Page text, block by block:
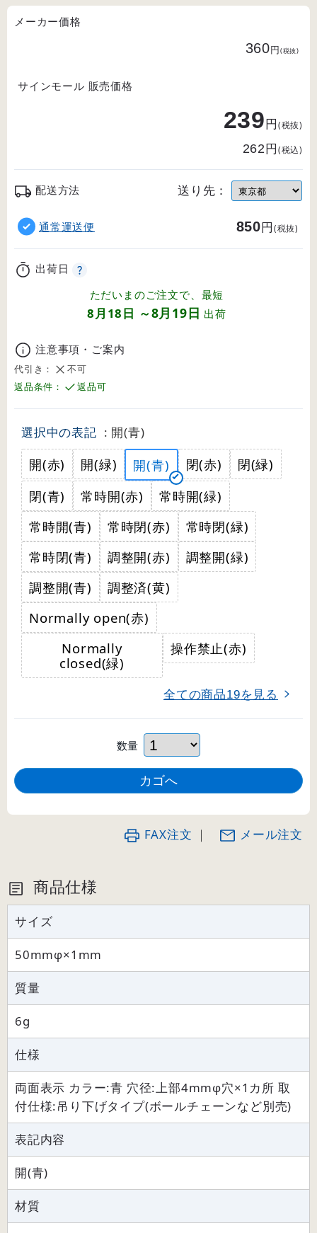
メーカー価格
360円(税抜)
サインモール 販売価格
239円(税抜)
262円(税込)
配送方法 送り先：
通常運送便 850円(税抜)
出荷日
ただいまのご注文で、最短
8月18日 ～8月19日 出荷
注意事項・ご案内
代引き：
不可
返品条件：
返品可
選択中の表記 : 開(青)
開(赤) 開(緑) 開(青) 閉(赤)
閉(緑)
閉(青)
常時開(赤)
常時開(緑)
常時開(青)
常時閉(赤)
常時閉(緑)
常時閉(青)
調整開(赤)
調整開(緑)
調整開(青)
調整済(黄)
Normally open(赤)
Normally
closed(緑)
操作禁止(赤)
全ての商品19を見る
数量
FAX注文 ｜ メール注文
商品仕様
サイズ
50mmφ×1mm
質量
6g
仕様
両面表示 カラー:青 穴径:上部4mmφ穴×1カ所 取
付仕様:吊り下げタイプ(ボールチェーンなど別売)
表記内容
開(青)
材質